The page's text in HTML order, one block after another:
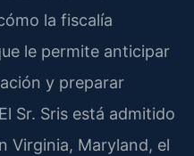
la fiscalía
le permite anticipar
y preparar
Sr. Sris está admitido
Virginia, Maryland, el